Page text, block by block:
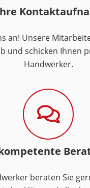
an! Unsere
und schicken Ihnen
Handwerker.
beraten Sie